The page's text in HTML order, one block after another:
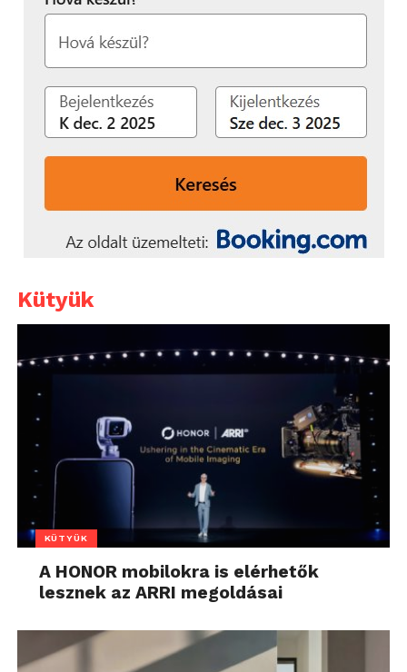
Kütyük
KÜTYÜK
A HONOR mobilokra is elérhetők
lesznek az ARRI megoldásai